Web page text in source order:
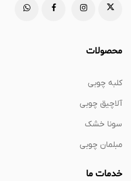
محصولات
کلبه چوبی
آلاچیق چوبی
سونا خشک
مبلمان چوبی
خدمات ما